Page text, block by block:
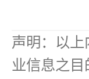
声明：以
业信息之